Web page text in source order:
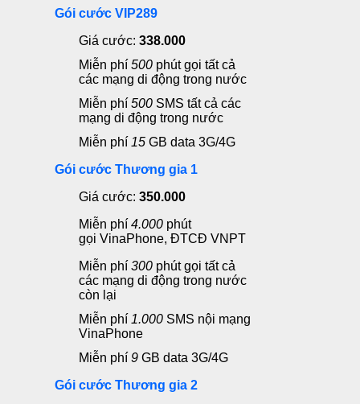
Gói cước VIP289
Giá cước: 338.000
Miễn phí 500 phút gọi tất cả
các mạng di động trong nước
Miễn phí 500 SMS tất cả các
mạng di động trong nước
Miễn phí 15 GB data 3G/4G
Gói cước Thương gia 1
Giá cước: 350.000
Miễn phí 4.000 phút
gọi VinaPhone, ĐTCĐ VNPT
Miễn phí 300 phút gọi tất cả
các mạng di động trong nước
còn lại
Miễn phí 1.000 SMS nội mạng
VinaPhone
Miễn phí 9 GB data 3G/4G
Gói cước Thương gia 2